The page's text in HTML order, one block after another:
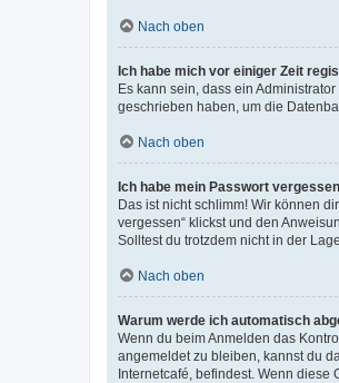
Nach oben
Ich habe mich vor einiger Zeit
Es kann sein, dass ein
geschrieben haben, um die
Nach oben
Ich habe mein Passwort
Das ist nicht schlimm! Wir können
vergessen“ klickst und den
Solltest du trotzdem nicht in der
Nach oben
Warum werde ich automatisch
Wenn du beim Anmelden das
angemeldet zu bleiben, kannst du
Internetcafé, befindest. Wenn diese